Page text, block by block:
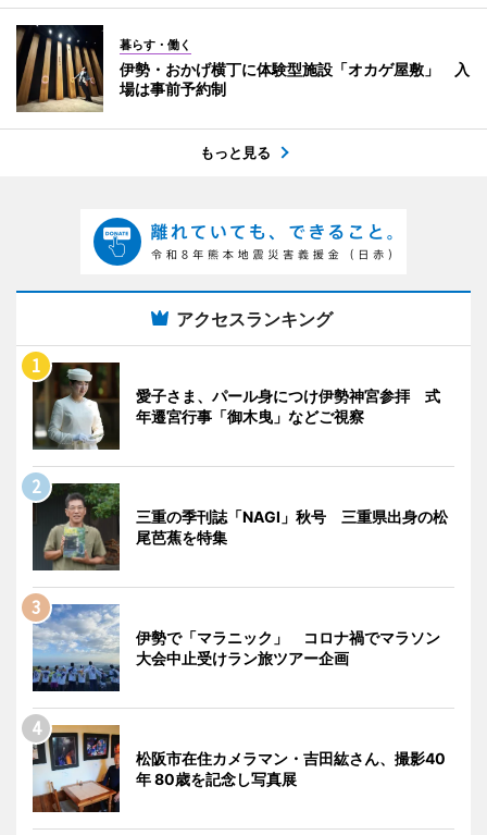
暮らす・働く
伊勢・おかげ横丁に体験型施設「オカゲ屋敷」 入
場は事前予約制
もっと見る
アクセスランキング
愛子さま、パール身につけ伊勢神宮参拝 式
年遷宮行事「御木曳」などご視察
三重の季刊誌「NAGI」秋号 三重県出身の松
尾芭蕉を特集
伊勢で「マラニック」 コロナ禍でマラソン
大会中止受けラン旅ツアー企画
松阪市在住カメラマン・吉田紘さん、撮影40
年 80歳を記念し写真展